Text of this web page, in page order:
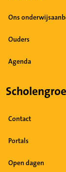
Ons
Ouders
Agenda
Contact
Portals
Open dagen